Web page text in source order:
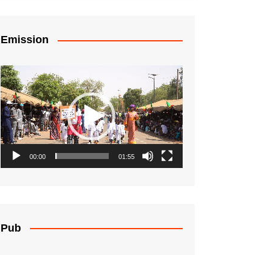
Emission
Lecteur
vidéo
00:00 01:55
Pub